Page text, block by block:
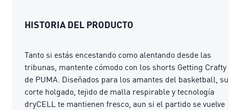
HISTORIA DEL PRODUCTO
Tanto si estás encestando como alentando desde las
tribunas, mantente cómodo con los shorts Getting Crafty
de PUMA. Diseñados para los amantes del basketball, su
corte holgado, tejido de malla respirable y tecnología
dryCELL te mantienen fresco, aun si el partido se vuelve